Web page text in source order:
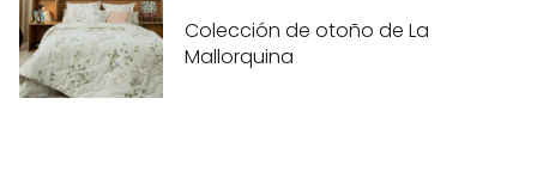
Colección de otoño de La
Mallorquina